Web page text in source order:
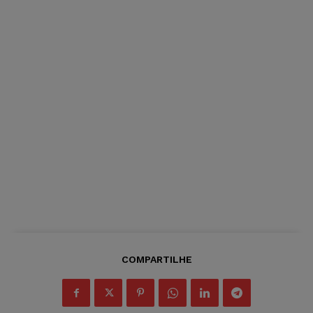
COMPARTILHE